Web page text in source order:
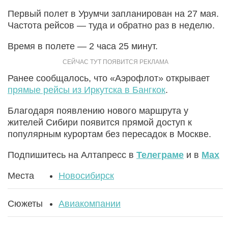
Первый полет в Урумчи запланирован на 27 мая.
Частота рейсов — туда и обратно раз в неделю.
Время в полете — 2 часа 25 минут.
Ранее сообщалось, что «Аэрофлот» открывает
прямые рейсы из Иркутска в Бангкок.
Благодаря появлению нового маршрута у
жителей Сибири появится прямой доступ к
популярным курортам без пересадок в Москве.
Подпишитесь на Алтапресс в Телеграме и в Max
Места Новосибирск
Сюжеты Авиакомпании